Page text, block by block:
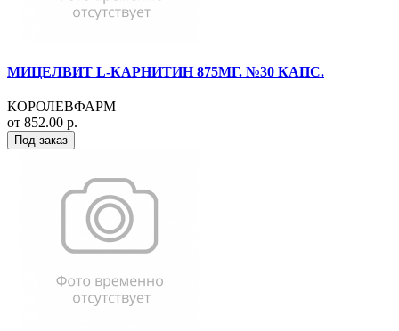
МИЦЕЛВИТ L-КАРНИТИН 875МГ. №30 КАПС.
КОРОЛЕВФАРМ
от 852.00 р.
Под заказ